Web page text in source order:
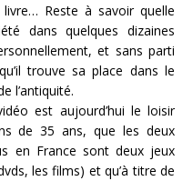
Reste à savoir quelle
dans quelques dizaines
et sans parti
trouve sa place dans le
l’antiquité.
est aujourd’hui le loisir
de 35 ans, que les deux
en France sont deux jeux
les films) et qu’à titre de